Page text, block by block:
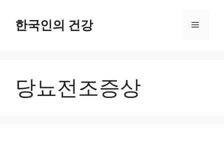
한국인의 건강 메
당뇨전조증상